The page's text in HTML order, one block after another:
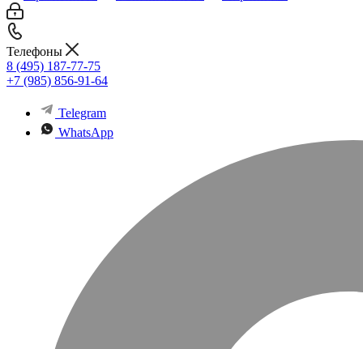
Телефоны
8 (495) 187-77-75
+7 (985) 856-91-64
Telegram
WhatsApp